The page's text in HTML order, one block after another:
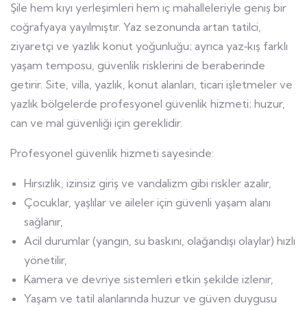
Şile hem kıyı yerleşimleri hem iç mahalleleriyle geniş bir
coğrafyaya yayılmıştır. Yaz sezonunda artan tatilci,
ziyaretçi ve yazlık konut yoğunluğu; ayrıca yaz‑kış farklı
yaşam temposu, güvenlik risklerini de beraberinde
getirir. Site, villa, yazlık, konut alanları, ticari işletmeler ve
yazlık bölgelerde profesyonel güvenlik hizmeti; huzur,
can ve mal güvenliği için gereklidir.
Profesyonel güvenlik hizmeti sayesinde:
Hırsızlık, izinsiz giriş ve vandalizm gibi riskler azalır,
Çocuklar, yaşlılar ve aileler için güvenli yaşam alanı
sağlanır,
Acil durumlar (yangın, su baskını, olağandışı olaylar) hızlı
yönetilir,
Kamera ve devriye sistemleri etkin şekilde izlenir,
Yaşam ve tatil alanlarında huzur ve güven duygusu